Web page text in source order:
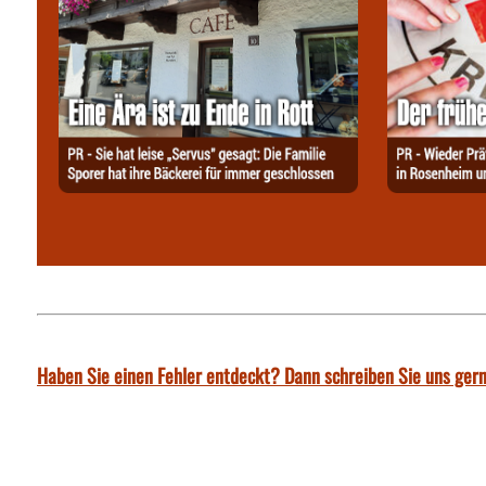
Haben Sie einen Fehler entdeckt? Dann schreiben Sie uns